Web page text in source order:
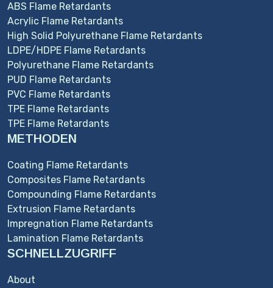
ABS Flame Retardants
Acrylic Flame Retardants
High Solid Polyurethane Flame Retardants
LDPE/HDPE Flame Retardants
Polyurethane Flame Retardants
PUD Flame Retardants
PVC Flame Retardants
TPE Flame Retardants
TPE Flame Retardants
METHODEN
Coating Flame Retardants
Composites Flame Retardants
Compounding Flame Retardants
Extrusion Flame Retardants
Impregnation Flame Retardants
Lamination Flame Retardants
SCHNELLZUGRIFF
About